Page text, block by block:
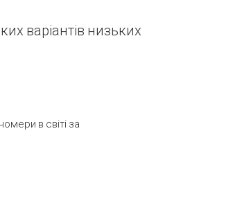
варіантів низьких
в світі за